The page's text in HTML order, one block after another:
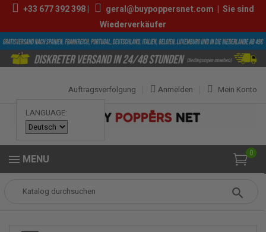
+33 677 392 398| geral@buypoppersnet.com | Sie sind
Wiederverkäufer
LANGUAGE:
Mein Konto
Anmelden
Auftragsverfolgung
0
MENU
POPPERS